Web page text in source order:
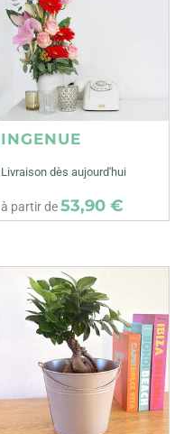
INGENUE
Livraison dès aujourd'hui
à partir de53,90 €